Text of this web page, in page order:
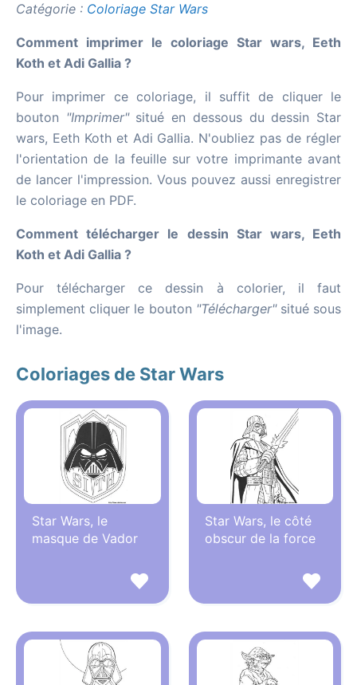
Catégorie : Coloriage Star Wars
Comment imprimer le coloriage Star wars, Eeth
Koth et Adi Gallia ?
Pour imprimer ce coloriage, il suffit de cliquer le
bouton "Imprimer"situé en dessous du dessin Star
wars, Eeth Koth et Adi Gallia. N'oubliez pas de régler
l'orientation de la feuille sur votre imprimante avant
de lancer l'impression. Vous pouvez aussi enregistrer
le coloriage en PDF.
Comment télécharger le dessin Star wars, Eeth
Koth et Adi Gallia ?
Pour télécharger ce dessin à colorier, il faut
simplement cliquer le bouton "Télécharger"situé sous
l'image.
Coloriages de Star Wars
Star Wars, le
masque de Vador
Star Wars, le côté
obscur de la force